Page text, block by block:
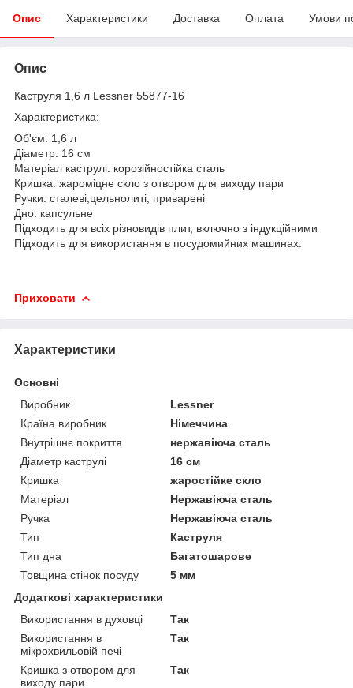
Опис Характеристики Доставка Оплата Умови
Опис
Каструля 1,6 л Lessner 55877-16
Характеристика:
Об'єм: 1,6 л
Діаметр: 16 см
Матеріал каструлі: корозійностійка сталь
Кришка: жароміцне скло з отвором для виходу пари
Ручки: сталеві;цельнолиті; приварені
Дно: капсульне
Підходить для всіх різновидів плит, включно з індукційними
Підходить для використання в посудомийних машинах.
Приховати
Характеристики
Основні
Виробник
Lessner
Країна виробник
Німеччина
Внутрішнє покриття
нержавіюча сталь
Діаметр каструлі
16 см
Кришка
жаростійке скло
Матеріал
Нержавіюча сталь
Ручка
Нержавіюча сталь
Тип
Каструля
Тип дна
Багатошарове
Товщина стінок посуду
5 мм
Додаткові характеристики
Використання в духовці
Так
Використання в
мікрохвильовій печі
Так
Кришка з отвором для
виходу пари
Так